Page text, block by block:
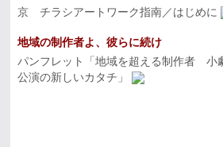
京 チラシアートワーク指南／はじめに
地域の制作者よ、彼らに続け
パンフレット「地域を超える制作者 小
公演の新しいカタチ」